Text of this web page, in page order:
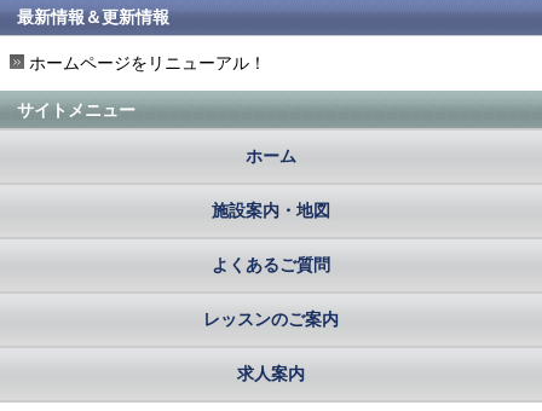
最新情報＆更新情報
ホームページをリニューアル！
サイトメニュー
ホーム
施設案内・地図
よくあるご質問
レッスンのご案内
求人案内